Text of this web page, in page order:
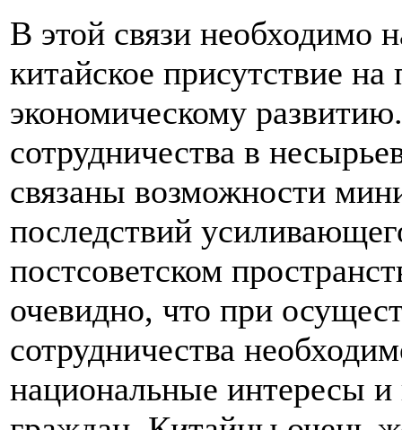
В этой связи необходимо
китайское присутствие на
экономическому
сотрудничества в
связаны возможности
последствий
постсоветском
очевидно, что при
сотрудничества
национальные интересы